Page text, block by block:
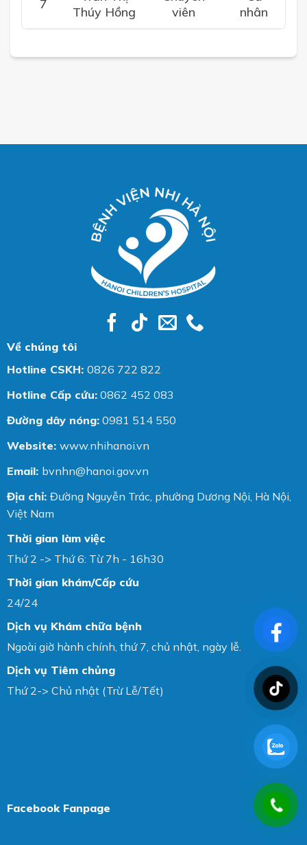
7
Thúy Hồng
viên
nhân
Về chúng tôi
Hotline CSKH: 0826 722 822
Hotline Cấp cứu: 0862 452 083
Đường dây nóng: 0981 514 550
Website: www.nhihanoi.vn
Email: bvnhn@hanoi.gov.vn
Địa chỉ: Đường Nguyễn Trác, phường Dương Nội, Hà Nội,
Việt Nam
Thời gian làm việc
Thứ 2 -> Thứ 6: Từ 7h - 16h30
Thời gian khám/Cấp cứu
24/24
Dịch vụ Khám chữa bệnh
Ngoài giờ hành chính, thứ 7, chủ nhật, ngày lễ.
Dịch vụ Tiêm chủng
Thứ 2-> Chủ nhật (Trừ Lễ/Tết)
Facebook Fanpage